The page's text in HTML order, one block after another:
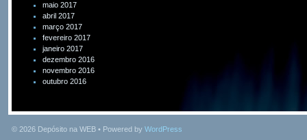
maio 2017
abril 2017
março 2017
fevereiro 2017
janeiro 2017
dezembro 2016
novembro 2016
outubro 2016
© 2026 Depósito na WEB • Powered by WordPress